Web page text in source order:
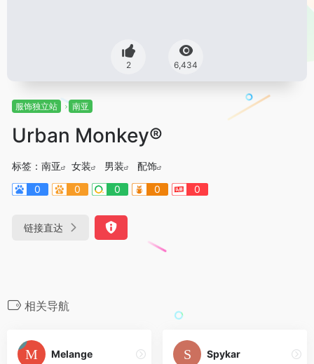
2 6,434
服饰独立站 南亚
Urban Monkey®
标签： 南亚 女装 男装
配饰
0
0 0 0 0
链接直达
相关导航
Melange Spykar